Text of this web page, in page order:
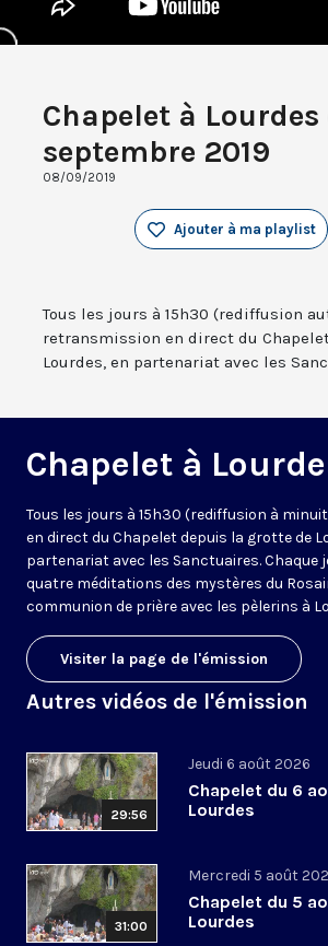
Chapelet à Lourdes
septembre 2019
08/09/2019
Ajouter à ma playlist
Tous les jours à 15h30 (rediffusion
retransmission en direct du
Lourdes, en partenariat avec les
Chapelet à
Tous les jours à 15h30 (rediffusion à
en direct du Chapelet depuis la grotte de
partenariat avec les Sanctuaires. Chaque
quatre méditations des mystères du
communion de prière avec les pèlerins à
Visiter la page de l'émission
Autres vidéos de l'émission
29:56
Jeudi 6 août 2026
Chapelet du 6
Lourdes
31:00
Mercredi 5 août
Chapelet du 5
Lourdes